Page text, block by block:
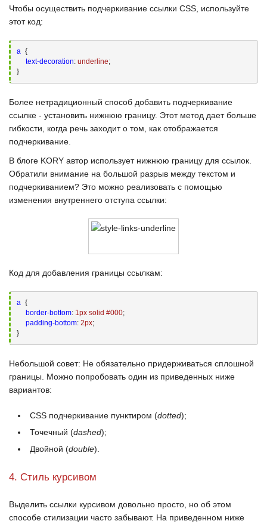
Чтобы осуществить подчеркивание ссылки CSS , используйте
этот код:
a {
text-decoration: underline;
}
Более нетрадиционный способ добавить подчеркивание
ссылке - установить нижнюю границу. Этот метод дает больше
гибкости, когда речь заходит о том, как отображается
подчеркивание.
В блоге KORY автор использует нижнюю границу для ссылок.
Обратили внимание на большой разрыв между текстом и
подчеркиванием? Это можно реализовать с помощью
изменения внутреннего отступа ссылки:
Код для добавления границы ссылкам:
a {
border-bottom: 1px solid #000;
padding-bottom: 2px;
}
Небольшой совет: Не обязательно придерживаться сплошной
границы. Можно попробовать один из приведенных ниже
вариантов:
CSS подчеркивание пунктиром (dotted);
Точечный (dashed);
Двойной (double).
4. Стиль курсивом
Выделить ссылки курсивом довольно просто, но об этом
способе стилизации часто забывают. На приведенном ниже